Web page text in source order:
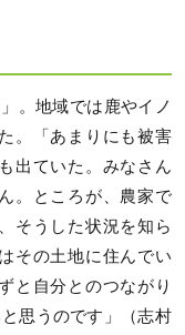
。地域では鹿やイノ
。「あまりにも被害
出ていた。みなさん
。ところが、農家で
そうした状況を知ら
その土地に住んでい
と自分とのつながり
思うのです」（志村